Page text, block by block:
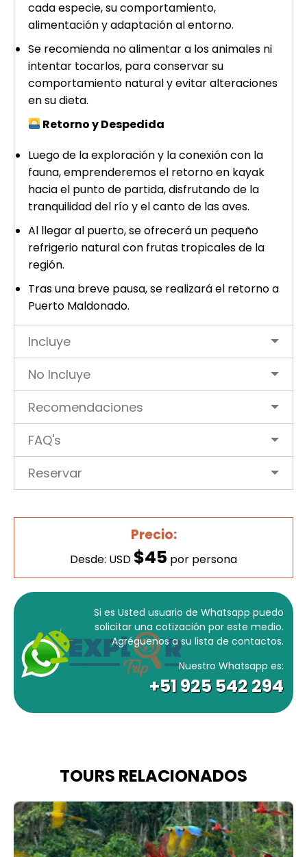
cada especie, su comportamiento,
alimentación y adaptación al entorno.
Se recomienda no alimentar a los animales ni
intentar tocarlos, para conservar su
comportamiento natural y evitar alteraciones
en su dieta.
Retorno y Despedida
Luego de la exploración y la conexión con la
fauna, emprenderemos el retorno en kayak
hacia el punto de partida, disfrutando de la
tranquilidad del río y el canto de las aves.
Al llegar al puerto, se ofrecerá un pequeño
refrigerio natural con frutas tropicales de la
región.
Tras una breve pausa, se realizará el retorno a
Puerto Maldonado.
Incluye
No Incluye
Recomendaciones
FAQ's
Reservar
Precio:
Desde: USD $45 por persona
Si es Usted usuario de Whatsapp puedo
solicitar una cotización por este medio.
Agréguenos a su lista de contactos.
Nuestro Whatsapp es:
+51 925 542 294
TOURS RELACIONADOS